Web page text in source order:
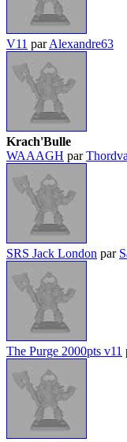
V11 parAlexandre63
Krach'Bulle
WAAAGH par
SRS Jack London par
The Purge 2000pts v11